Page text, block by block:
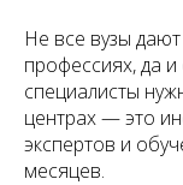
Не все вузы
профессиях, да и
специалисты
центрах — это
экспертов и
месяцев.